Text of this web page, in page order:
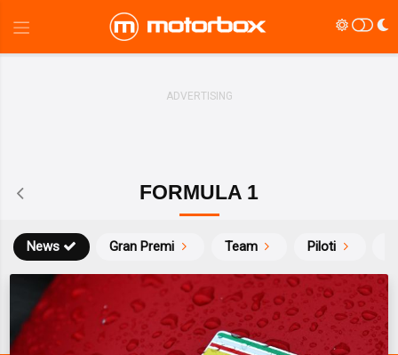
FORMULA 1
News Gran Premi Team Piloti